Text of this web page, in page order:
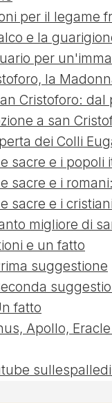
per il legame
e la
per
la
Cristoforo:
a san
dei Colli
sacre e i popoli
sacre e i
sacre e i
migliore di
e un fatto
suggestione
fatto
Apollo,